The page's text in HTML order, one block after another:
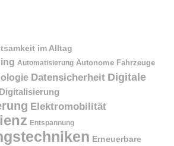
im Alltag
Automatisierung Autonome Fahrzeuge
Datensicherheit Digitale
Digitalisierung
Elektromobilität
Entspannung
Erneuerbare